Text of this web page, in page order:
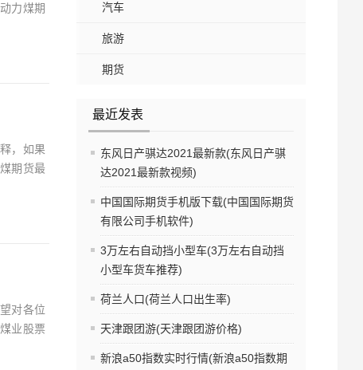
汽车
旅游
期货
最近发表
东风日产骐达2021最新款(东风日产骐
达2021最新款视频)
中国国际期货手机版下载(中国国际期货
有限公司手机软件)
3万左右自动挡小型车(3万左右自动挡
小型车货车推荐)
荷兰人口(荷兰人口出生率)
天津跟团游(天津跟团游价格)
新浪a50指数实时行情(新浪a50指数期
力煤期
，如果
期货最
对各位
业股票